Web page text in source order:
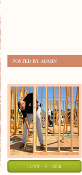
POSTED BY ADMIN
LUTY - 4 - 2026